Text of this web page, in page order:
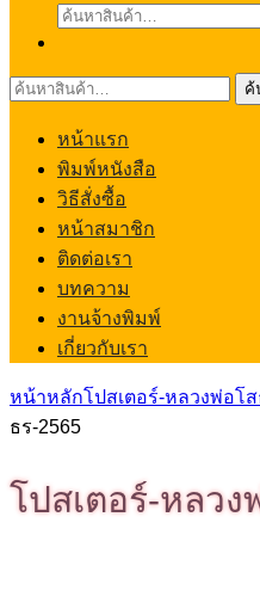
ค้นหา:
ค้นหา: ค้
หน้าแรก
พิมพ์หนังสือ
วิธีสั่งซื้อ
หน้าสมาชิก
ติดต่อเรา
บทความ
งานจ้างพิมพ์
เกี่ยวกับเรา
หน้าหลักโปสเตอร์-หลวงพ่อโ
ธร-2565
โปสเตอร์-หลวง